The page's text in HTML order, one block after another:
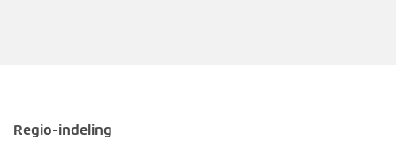
Regio-indeling